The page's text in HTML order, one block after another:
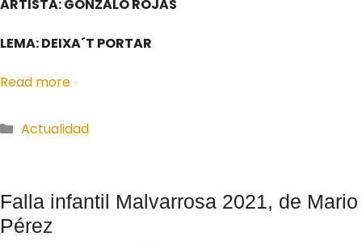
ARTISTA: GONZALO ROJAS
LEMA: DEIXA´T PORTAR
Read more
Actualidad
Falla infantil Malvarrosa 2021, de Mario
Pérez